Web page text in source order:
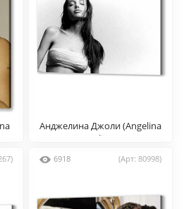
Анджелина Джоли (Angelina
Jolie)
6918 (Арт: 80998)